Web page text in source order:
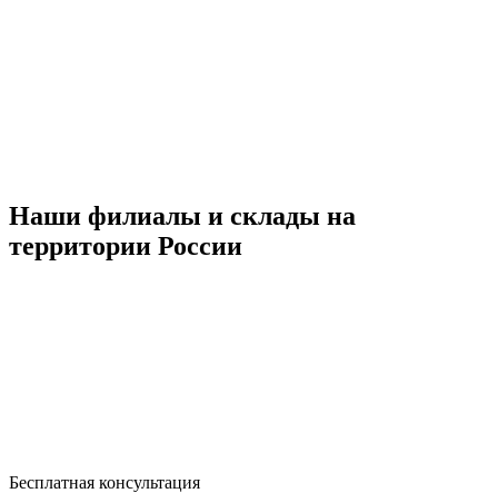
Наши филиалы и склады на
территории России
Бесплатная консультация